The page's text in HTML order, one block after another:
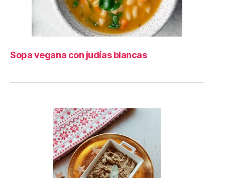
Sopa vegana con judías blancas